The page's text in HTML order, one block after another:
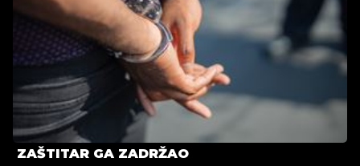
ZAŠTITAR GA ZADRŽAO